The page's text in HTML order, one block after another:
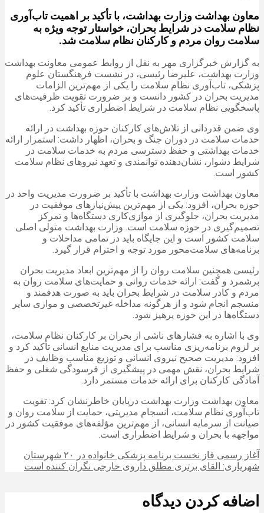
معاون بهداشت وزارت بهداشت، با تأکید بر اهمیت تاب‌آوری
نظام سلامت در شرایط بحران، خواستار توجه ویژه به
سلامت روان مردم و کارکنان نظام سلامت شد.
به گزارش خبرگزاری مهر به نقل از روابط عمومی معاونت بهداشت
وزارت بهداشت، علیرضا رئیسی، در نشست فرهنگستان علوم
پزشکی، تاب‌آوری نظام سلامت را یکی از مهم‌ترین الزامات
مدیریت بحران در کشور دانست و بر ضرورت تقویت ظرفیت‌های
پاسخگویی نظام سلامت در شرایط اضطراری تأکید کرد.
وی ضمن قدردانی از تلاش‌های کارکنان حوزه بهداشت در ارائه
خدمات سلامت در دوران جنگ و بحران، اظهار داشت: استمرار ارائه
خدمات بهداشتی و حفظ دسترسی مردم به خدمات سلامت در
شرایط دشوار، نشان‌دهنده توانمندی و تعهد نیروهای نظام سلامت
کشور است.
معاون بهداشت وزارت بهداشت با تأکید بر ضرورت مدیریت واحد در
حوزه بحران، افزود: یکی از مهم‌ترین پیش‌نیازهای موفقیت در
مدیریت بحران، جلوگیری از موازی‌کاری دستگاه‌ها و تمرکز
تصمیم‌گیری در حوزه سلامت است. وزارت بهداشت متولی اصلی
سلامت کشور است و این جایگاه باید در تمامی مداخلات و
برنامه‌های سلامت‌محور مورد توجه و احترام قرار گیرد.
رئیسی همچنین سلامت روان را از مهم‌ترین ابعاد مدیریت بحران
برشمرد و گفت: ارائه خدمات روانی و حمایت‌های سلامت روان به
مردم و کادر سلامت در شرایط بحران باید به‌ صورت هدفمند و
منسجم انجام شود و از هرگونه مداخله غیرتخصصی و موازی سایر
دستگاه‌ها در این حوزه پرهیز شود.
وی با اشاره به فشارهای ناشی از بحران بر کارکنان نظام سلامت،
بر لزوم برنامه‌ریزی مناسب برای مدیریت منابع انسانی تأکید کرد و
افزود: مدیریت صحیح نیروی انسانی و توزیع مناسب وظایف در
شرایط بحران، نقش مهمی در پیشگیری از فرسودگی شغلی و حفظ
آمادگی کارکنان برای ارائه خدمات مستمر دارد.
معاون بهداشت وزارت بهداشت درپایان خاطرنشان کرد: تقویت
تاب‌آوری نظام سلامت، انسجام مدیریتی، حمایت از سلامت روان و
صیانت از سرمایه انسانی، از مهم‌ترین مؤلفه‌های موفقیت کشور در
مواجهه با بحران و شرایط اضطراری است.
آغاز رسمی فاز نخست برنامه پزشکی خانواده در ۲۰ شهرستان
شهریاری: القای برتری مطلق داروی خارجی نگران‌ کننده است
اضافه کردن دیدگاه